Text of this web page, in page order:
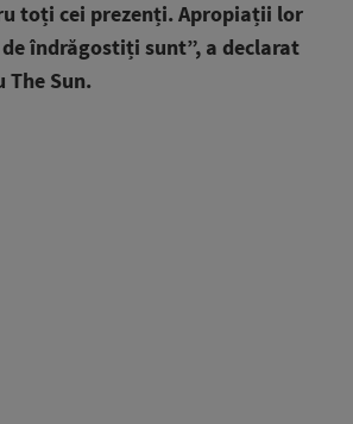
toți cei prezenți. Apropiații lor
îndrăgostiți sunt”, a declarat
The Sun.